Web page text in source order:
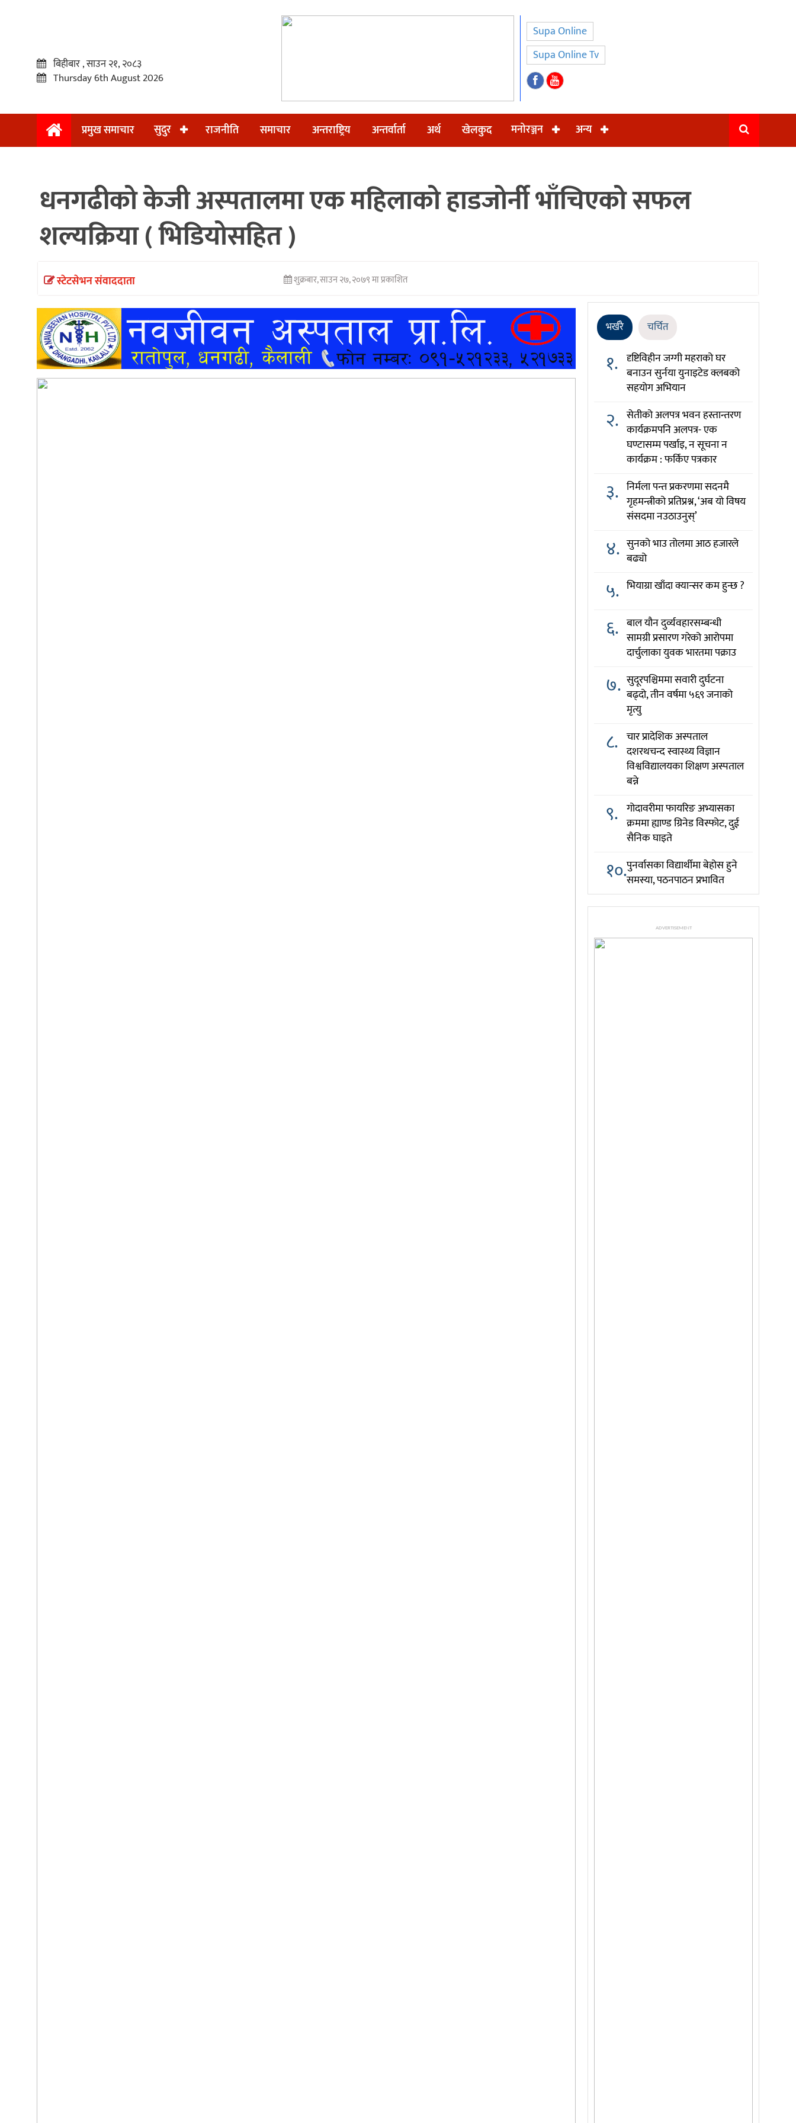
प्रमुख
समाचार
अन्तर्वार्ता
खेलकुद
मनोरञ्जन
बिहीबार , साउन २१, २०८३
Thursday 6th August 2026
Supa Online
Supa Online Tv
प्रमुख समाचार सुदुर राजनीति समाचार अन्तराष्ट्रिय अन्तर्वार्ता अर्थ खेलकुद मनोरञ्जन अन्य
धनगढीको केजी अस्पतालमा एक महिलाको हाडजोर्नी भाँचिएको सफल
शल्यक्रिया ( भिडियोसहित )
स्टेटसेभन संवाददाता शुक्रबार, साउन २७, २०७९ मा प्रकाशित
भर्खरै चर्चित
१. दृष्टिविहीन जग्गी महराको घर
बनाउन सुर्नया युनाइटेड क्लबको
सहयोग अभियान
२. सेतीको अलपत्र भवन हस्तान्तरण
कार्यक्रमपनि अलपत्र- एक
घण्टासम्म पर्खाइ, न सूचना न
कार्यक्रम : फर्किए पत्रकार
३. निर्मला पन्त प्रकरणमा सदनमै
गृहमन्त्रीको प्रतिप्रश्न, ‘अब यो विषय
संसदमा नउठाउनुस्’
४. सुनको भाउ तोलमा आठ हजारले
बढ्यो
५. भियाग्रा खाँदा क्यान्सर कम हुन्छ ?
६. बाल यौन दुर्व्यवहारसम्बन्धी
सामग्री प्रसारण गरेको आरोपमा
दार्चुलाका युवक भारतमा पक्राउ
७. सुदूरपश्चिममा सवारी दुर्घटना
बढ्दो, तीन वर्षमा ५६९ जनाको
मृत्यु
८. चार प्रादेशिक अस्पताल
दशरथचन्द स्वास्थ्य विज्ञान
विश्वविद्यालयका शिक्षण अस्पताल
बन्ने
९. गोदावरीमा फायरिङ अभ्यासका
क्रममा ह्याण्ड ग्रिनेड विस्फोट, दुई
सैनिक घाइते
१०.पुनर्वासका विद्यार्थीमा बेहोस हुने
समस्या, पठनपाठन प्रभावित
ADVERTISEMENT